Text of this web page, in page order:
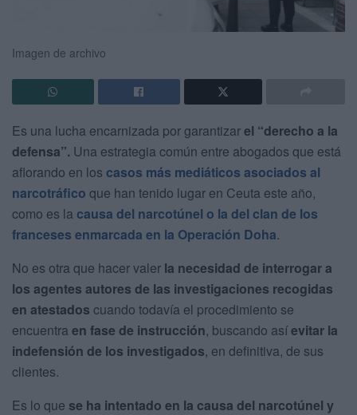
Imagen de archivo
Es una lucha encarnizada por garantizarel “derecho a la
defensa”. Una estrategia común entre abogados que está
aflorando en los casos más mediáticos asociados al
narcotráfico que han tenido lugar en Ceuta este año,
como es la causa del narcotúnel o la del clan de los
franceses enmarcada en la Operación Doha.
No es otra que hacer valer la necesidad de interrogar a
los agentes autores de las investigaciones recogidas
en atestados cuando todavía el procedimiento se
encuentra en fase de instrucción, buscando asíevitar la
indefensión de los investigados, en definitiva, de sus
clientes.
Es lo que se ha intentado en la causa del narcotúnel y